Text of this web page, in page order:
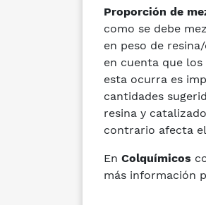
Proporción de
como se debe
en peso de
en cuenta que
esta ocurra es
cantidades
resina y
contrario afecta
En Colquímicos
más información